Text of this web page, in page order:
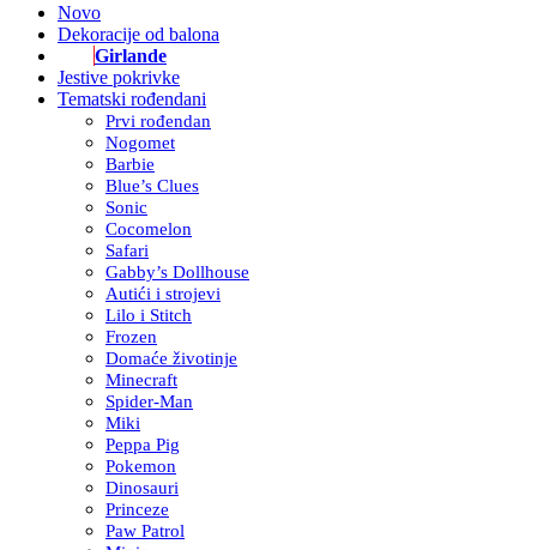
Novo
Dekoracije od balona
Girlande
Jestive pokrivke
Tematski rođendani
Prvi rođendan
Nogomet
Barbie
Blue’s Clues
Sonic
Cocomelon
Safari
Gabby’s Dollhouse
Autići i strojevi
Lilo i Stitch
Frozen
Domaće životinje
Minecraft
Spider-Man
Miki
Peppa Pig
Pokemon
Dinosauri
Princeze
Paw Patrol